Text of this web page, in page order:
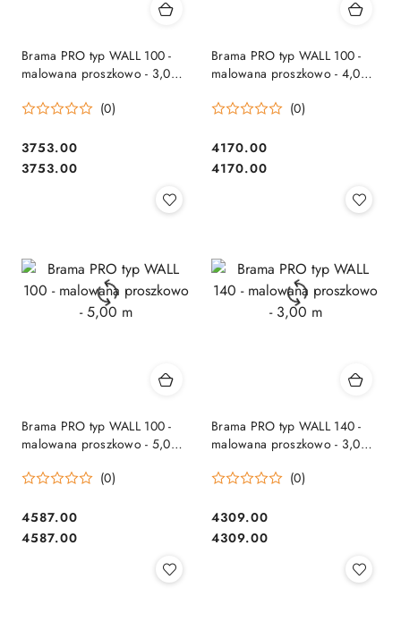
Brama PRO typ WALL 100 -
malowana proszkowo - 3,00
(0)
Cena:
3753.00
Cena:
3753.00
Brama PRO typ WALL 100 -
malowana proszkowo - 4,00
(0)
Cena:
4170.00
Cena:
4170.00
Brama PRO typ WALL 100 -
malowana proszkowo - 5,00
(0)
Cena:
4587.00
Cena:
4587.00
Brama PRO typ WALL 140 -
malowana proszkowo - 3,00
(0)
Cena:
4309.00
Cena:
4309.00